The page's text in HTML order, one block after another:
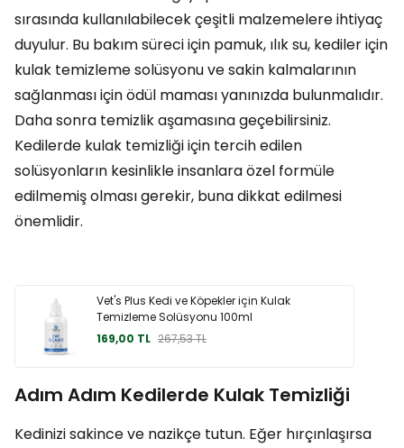
sırasında kullanılabilecek çeşitli malzemelere ihtiyaç
duyulur. Bu bakım süreci için pamuk, ılık su, kediler için
kulak temizleme solüsyonu ve sakin kalmalarının
sağlanması için ödül maması yanınızda bulunmalıdır.
Daha sonra temizlik aşamasına geçebilirsiniz.
Kedilerde kulak temizliği için tercih edilen
solüsyonların kesinlikle insanlara özel formüle
edilmemiş olması gerekir, buna dikkat edilmesi
önemlidir.
Vet's Plus Kedi ve Köpekler için Kulak
Temizleme Solüsyonu 100ml
169,00 TL 267,53 TL
Adım Adım Kedilerde Kulak Temizliği
Kedinizi sakince ve nazikçe tutun. Eğer hırçınlaşırsa